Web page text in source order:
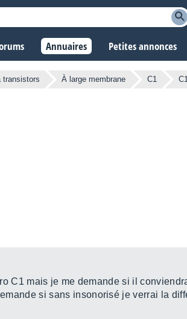
Annuaires Petites annonces
transistors À large membrane C1
C1 mais je me demande si il
si sans insonorisé je verrai la